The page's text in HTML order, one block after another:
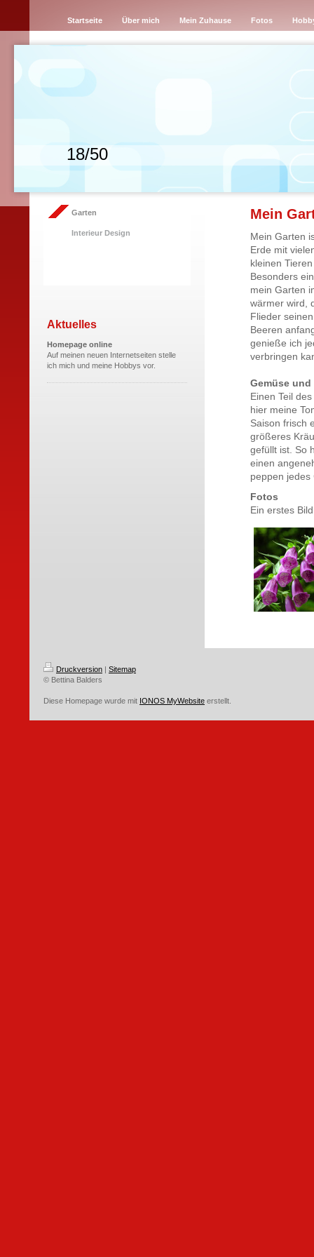
Startseite Über mich Mein Zuhause Fotos
18/50
Garten
Interieur Design
Aktuelles
Homepage online
Auf meinen neuen Internetseiten stelle
ich mich und meine Hobbys vor.
Mein
Mein Garten
Erde mit
kleinen
Besonders
mein Garten
wärmer wird,
Flieder
Beeren
genieße ich
verbringen
Gemüse und
Einen Teil
hier meine
Saison frisch
größeres
gefüllt ist. So
einen
peppen jedes
Fotos
Ein erstes
Druckversion | Sitemap
© Bettina Balders
Diese Homepage wurde mit IONOS MyWebsite erstellt.